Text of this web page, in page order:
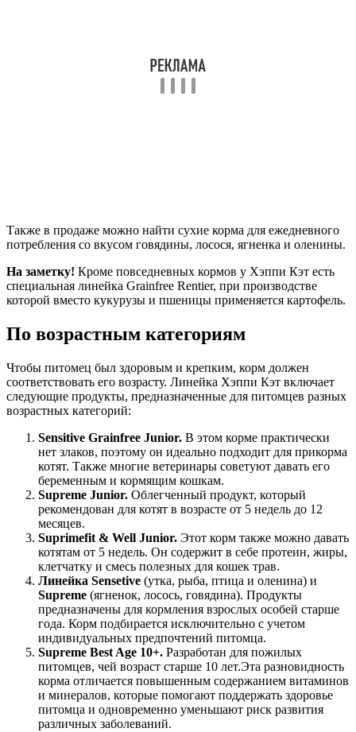
Также в продаже можно найти сухие корма для ежедневного
потребления со вкусом говядины, лосося, ягненка и оленины.
На заметку! Кроме повседневных кормов у Хэппи Кэт есть
специальная линейка Grainfree Rentier, при производстве
которой вместо кукурузы и пшеницы применяется картофель.
По возрастным категориям
Чтобы питомец был здоровым и крепким, корм должен
соответствовать его возрасту. Линейка Хэппи Кэт включает
следующие продукты, предназначенные для питомцев разных
возрастных категорий:
Sensitive Grainfree Junior. В этом корме практически
нет злаков, поэтому он идеально подходит для прикорма
котят. Также многие ветеринары советуют давать его
беременным и кормящим кошкам.
Supreme Junior. Облегченный продукт, который
рекомендован для котят в возрасте от 5 недель до 12
месяцев.
Suprimefit & Well Junior. Этот корм также можно давать
котятам от 5 недель. Он содержит в себе протеин, жиры,
клетчатку и смесь полезных для кошек трав.
Линейка Sensetive (утка, рыба, птица и оленина) и
Supreme (ягненок, лосось, говядина). Продукты
предназначены для кормления взрослых особей старше
года. Корм подбирается исключительно с учетом
индивидуальных предпочтений питомца.
Supreme Best Age 10+. Разработан для пожилых
питомцев, чей возраст старше 10 лет.Эта разновидность
корма отличается повышенным содержанием витаминов
и минералов, которые помогают поддержать здоровье
питомца и одновременно уменьшают риск развития
различных заболеваний.